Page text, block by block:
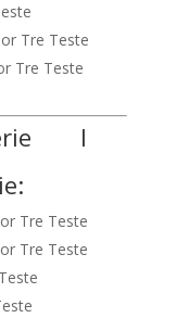
Tre Teste
Tre Teste
I
Tre Teste
Tre Teste